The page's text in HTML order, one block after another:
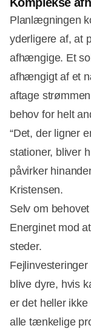
Planlægningen
yderligere af, at
afhængige. Et
afhængigt af et
aftage
behov for helt
“Det, der ligner
stationer, bliver
påvirker
Kristensen.
Selv om
Energinet mod
steder.
blive dyre, hvis
er det heller
alle tænkelige